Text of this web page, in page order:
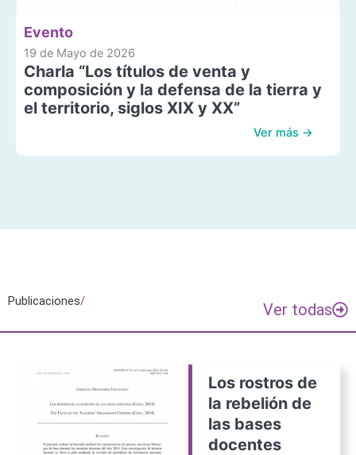
Evento
19 de Mayo de 2026
Charla “Los títulos de venta y
composición y la defensa de la tierra y
el territorio, siglos XIX y XX”
Ver más →
Publicaciones/ Ver todas
Los rostros de
la rebelión de
las bases
docentes